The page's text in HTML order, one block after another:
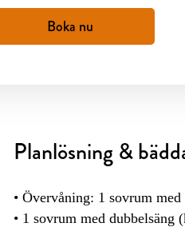
Boka nu
Planlösning &
• Övervåning: 1 sovrum
• 1 sovrum med dubbelsäng